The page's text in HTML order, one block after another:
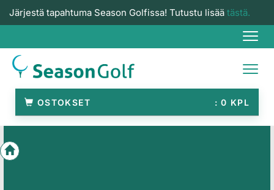
Järjestä tapahtuma Season Golfissa! Tutustu lisää tästä.
0
OSTOKSET